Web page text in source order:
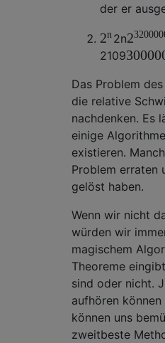
der er
2n 2n2
2109
Das Problem
die relative
nachdenken. Es
einige
existieren.
Problem erraten
gelöst haben.
Wenn wir nicht
würden wir
magischem
Theoreme
sind oder nicht.
aufhören
können uns
zweitbeste